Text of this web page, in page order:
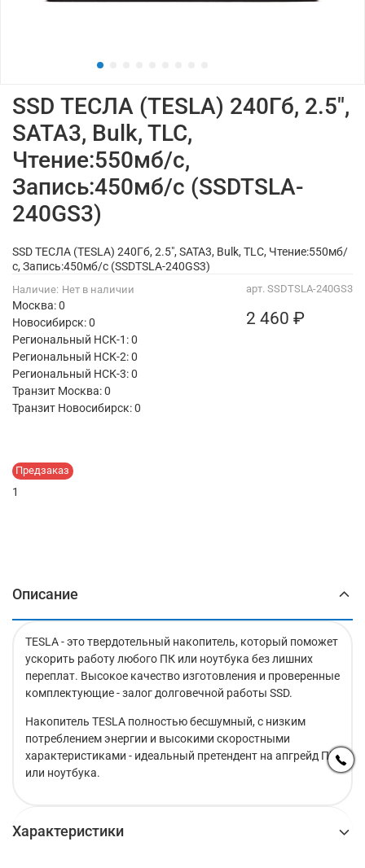
арт. SSDTSLA-240GS3
Наличие: Нет в наличии
Предзаказ
SSD ТЕСЛА (TESLA) 240Гб, 2.5",
SATA3, Bulk, TLC,
Чтение:550мб/с,
Запись:450мб/с (SSDTSLA-
240GS3)
Москва: 0
Новосибирск: 0
Региональный НСК-1: 0
Региональный НСК-2: 0
Региональный НСК-3: 0
Транзит Москва:0
Транзит Новосибирск:0
2 460 ₽
1
SSD ТЕСЛА (TESLA) 240Гб, 2.5", SATA3, Bulk, TLC, Чтение:550мб/
с, Запись:450мб/с (SSDTSLA-240GS3)
Описание
TESLA - это твердотельный накопитель, который поможет
ускорить работу любого ПК или ноутбука без лишних
переплат. Высокое качество изготовления и проверенные
комплектующие - залог долговечной работы SSD.
Накопитель TESLA полностью бесшумный, с низким
потреблением энергии и высокими скоростными
характеристиками - идеальный претендент на апгрейд ПК
или ноутбука.
Характеристики